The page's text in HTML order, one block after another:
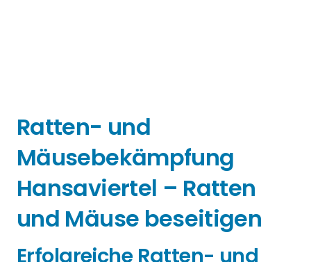
Ratten- und
Mäusebekämpfung
Hansaviertel – Ratten
und Mäuse beseitigen
Erfolgreiche Ratten- und